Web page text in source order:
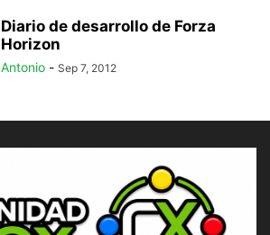
Diario de desarrollo de Forza
Horizon
Antonio - Sep 7, 2012